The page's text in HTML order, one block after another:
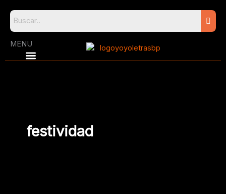
content
MENU
festividad